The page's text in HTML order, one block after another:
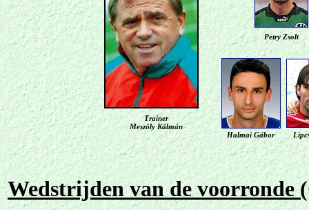
Trainer
Meszöly Kálmán
Petry Zsolt
Halmai Gábor
Wedstrijden van de voorronde